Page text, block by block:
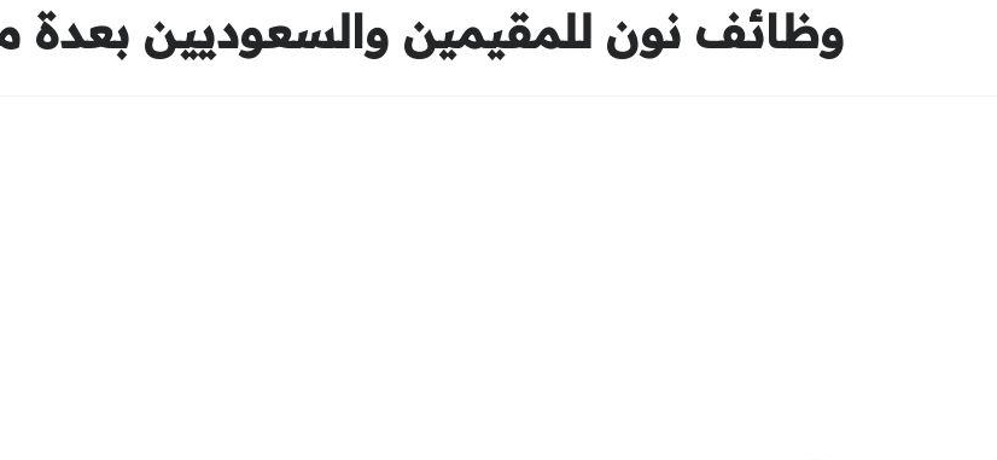
وظائف نون للمقيمين والسعوديين بعدة